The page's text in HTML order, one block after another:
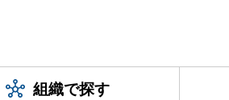
組織で探す